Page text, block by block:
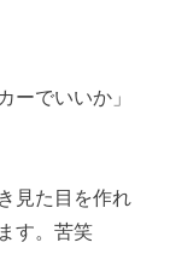
ーでいいか」
見た目を作れ
す。苦笑